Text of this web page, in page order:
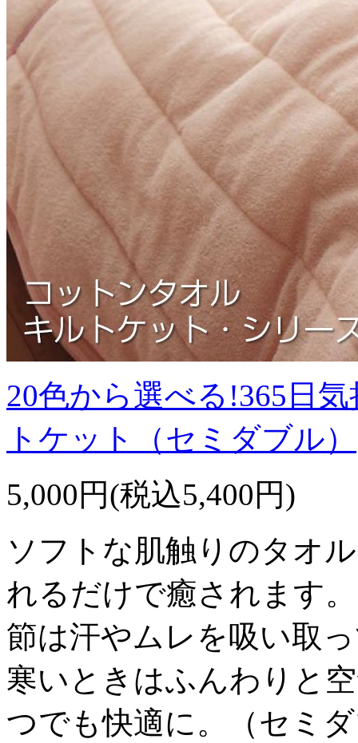
20色から選べる!365日
トケット（セミダブル）
5,000円(税込5,400円)
ソフトな肌触りのタオ
れるだけで癒されます
節は汗やムレを吸い取
寒いときはふんわりと
つでも快適に。（セミ